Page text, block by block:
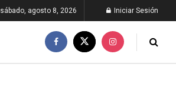
sábado, agosto 8, 2026 Iniciar Sesión